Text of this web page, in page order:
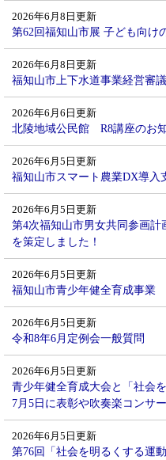
2026年6月8日更新
第62回福知山市展 子ども向け
2026年6月8日更新
福知山市上下水道事業経営審
2026年6月6日更新
北陵地域公民館 R8講座のお
2026年6月5日更新
福知山市スマート農業DX導入
2026年6月5日更新
第4次福知山市男女共同参画計
を策定しました！
2026年6月5日更新
福知山市青少年健全育成事業
2026年6月5日更新
令和8年6月定例会一般質問
2026年6月5日更新
青少年健全育成大会と「社会
7月5日に表彰や吹奏楽コンサ
2026年6月5日更新
第76回「社会を明るくする運動